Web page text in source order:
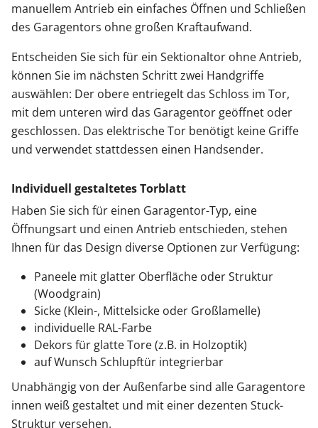
manuellem Antrieb ein einfaches Öffnen und Schließen
des Garagentors ohne großen Kraftaufwand.
Entscheiden Sie sich für ein Sektionaltor ohne Antrieb,
können Sie im nächsten Schritt zwei Handgriffe
auswählen: Der obere entriegelt das Schloss im Tor,
mit dem unteren wird das Garagentor geöffnet oder
geschlossen. Das elektrische Tor benötigt keine Griffe
und verwendet stattdessen einen Handsender.
Individuell gestaltetes Torblatt
Haben Sie sich für einen Garagentor-Typ, eine
Öffnungsart und einen Antrieb entschieden, stehen
Ihnen für das Design diverse Optionen zur Verfügung:
Paneele mit glatter Oberfläche oder Struktur
(Woodgrain)
Sicke (Klein-, Mittelsicke oder Großlamelle)
individuelle RAL-Farbe
Dekors für glatte Tore (z.B. in Holzoptik)
auf Wunsch Schlupftür integrierbar
Unabhängig von der Außenfarbe sind alle Garagentore
innen weiß gestaltet und mit einer dezenten Stuck-
Struktur versehen.